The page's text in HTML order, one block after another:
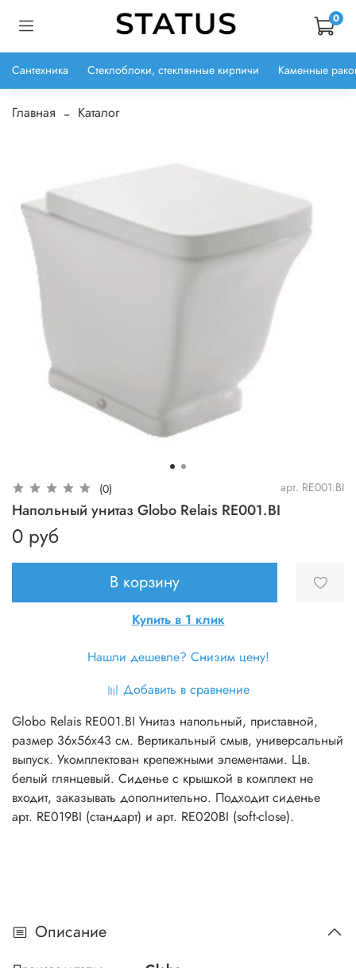
0
Сантехника Стеклоблоки, стеклянные кирпичи Каменные
Главная Каталог
(0) арт. RE001.BI
Напольный унитаз Globo Relais RE001.BI
0 руб
В корзину
Купить в 1 клик
Нашли дешевле? Снизим цену!
Добавить в сравнение
Globo Relais RE001.BI Унитаз напольный, приставной,
размер 36х56х43 см. Вертикальный смыв, универсальный
выпуск. Укомплектован крепежными элементами. Цв.
белый глянцевый. Сиденье с крышкой в комплект не
входит, заказывать дополнительно. Подходит сиденье
арт. RE019BI (стандарт) и арт. RE020BI (soft-close).
Описание